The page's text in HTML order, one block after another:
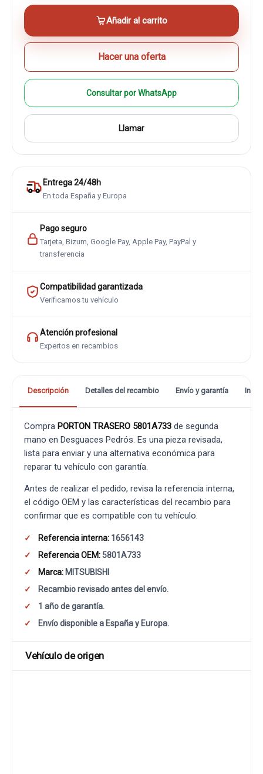
Añadir al carrito
Hacer una oferta
Consultar por WhatsApp
Llamar
Entrega 24/48h
En toda España y Europa
Pago seguro
Tarjeta, Bizum, Google Pay, Apple Pay, PayPal y
transferencia
Compatibilidad garantizada
Verificamos tu vehículo
Atención profesional
Expertos en recambios
Descripción Detalles del recambio Envío y garantía
Compra PORTON TRASERO 5801A733 de segunda
mano en Desguaces Pedrós. Es una pieza revisada,
lista para enviar y una alternativa económica para
reparar tu vehículo con garantía.
Antes de realizar el pedido, revisa la referencia interna,
el código OEM y las características del recambio para
confirmar que es compatible con tu vehículo.
Referencia interna: 1656143
Referencia OEM: 5801A733
Marca: MITSUBISHI
Recambio revisado antes del envío.
1 año de garantía.
Envío disponible a España y Europa.
Vehículo de origen